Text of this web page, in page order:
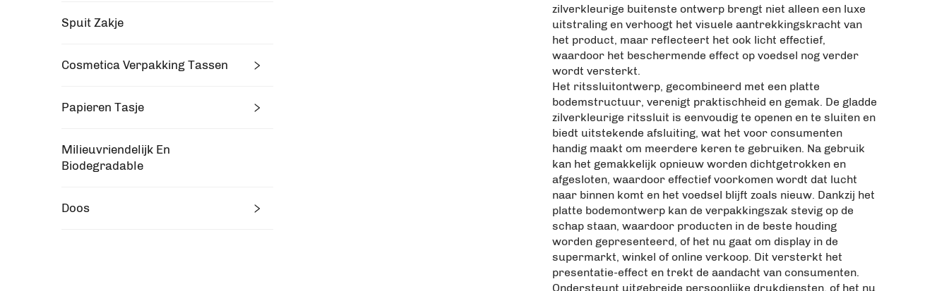
Spuit Zakje
Cosmetica Verpakking Tassen
Papieren Tasje
Milieuvriendelijk En
Biodegradable
Doos
zilverkleurige buitenste ontwerp brengt niet alleen een luxe
uitstraling en verhoogt het visuele aantrekkingskracht van
het product, maar reflecteert het ook licht effectief,
waardoor het beschermende effect op voedsel nog verder
wordt versterkt.
Het ritssluitontwerp, gecombineerd met een platte
bodemstructuur, verenigt praktischheid en gemak. De gladde
zilverkleurige ritssluit is eenvoudig te openen en te sluiten en
biedt uitstekende afsluiting, wat het voor consumenten
handig maakt om meerdere keren te gebruiken. Na gebruik
kan het gemakkelijk opnieuw worden dichtgetrokken en
afgesloten, waardoor effectief voorkomen wordt dat lucht
naar binnen komt en het voedsel blijft zoals nieuw. Dankzij het
platte bodemontwerp kan de verpakkingszak stevig op de
schap staan, waardoor producten in de beste houding
worden gepresenteerd, of het nu gaat om display in de
supermarkt, winkel of online verkoop. Dit versterkt het
presentatie-effect en trekt de aandacht van consumenten.
Ondersteunt uitgebreide persoonlijke drukdiensten, of het nu